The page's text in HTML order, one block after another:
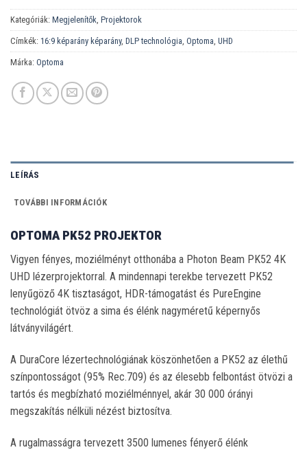
Kategóriák: Megjelenítők, Projektorok
Címkék: 16:9 képarány képarány, DLP technológia, Optoma, UHD
Márka: Optoma
LEÍRÁS
TOVÁBBI INFORMÁCIÓK
OPTOMA PK52 PROJEKTOR
Vigyen fényes, moziélményt otthonába a Photon Beam PK52 4K
UHD lézerprojektorral. A mindennapi terekbe tervezett PK52
lenyűgöző 4K tisztaságot, HDR-támogatást és PureEngine
technológiát ötvöz a sima és élénk nagyméretű képernyős
látványvilágért.
A DuraCore lézertechnológiának köszönhetően a PK52 az élethű
színpontosságot (95% Rec.709) és az élesebb felbontást ötvözi a
tartós és megbízható moziélménnyel, akár 30 000 órányi
megszakítás nélküli nézést biztosítva.
A rugalmasságra tervezett 3500 lumenes fényerő élénk